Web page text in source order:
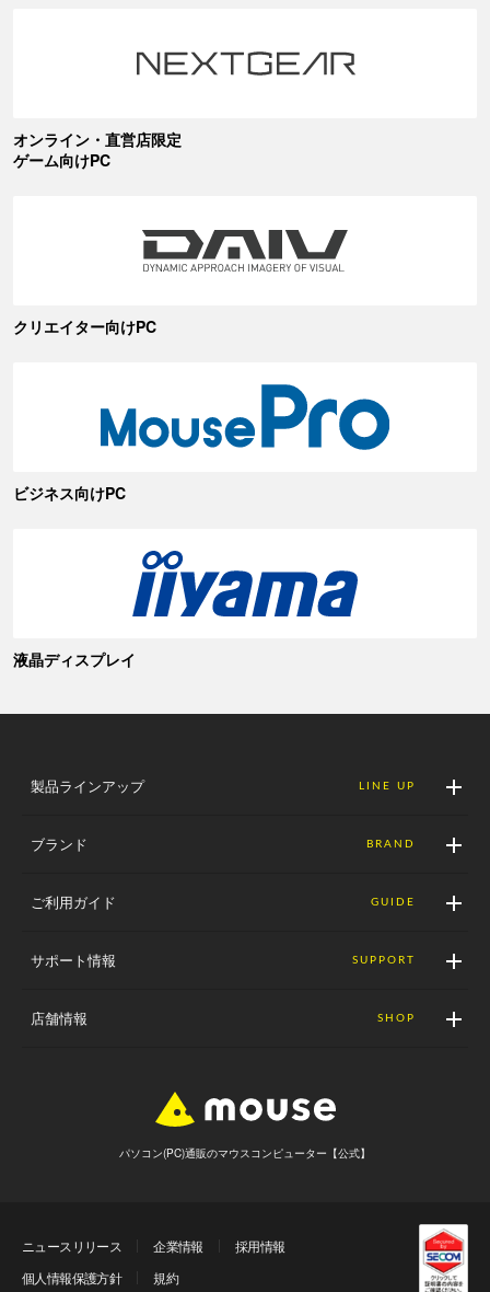
オンライン・直営店限定
ゲーム向けPC
クリエイター向けPC
ビジネス向けPC
液晶ディスプレイ
製品ラインアップ LINE UP
ブランド BRAND
ご利用ガイド GUIDE
サポート情報 SUPPORT
店舗情報 SHOP
パソコン(PC)通販のマウスコンピューター【公式】
ニュースリリース 企業情報
採用情報
個人情報保護方針
規約